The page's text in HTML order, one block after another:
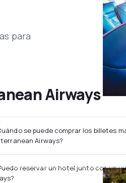
para
Airways
se puede comprar los billetes
Airways?
reservar un hotel junto con un